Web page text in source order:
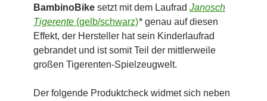
BambinoBike setzt mit dem Laufrad Janosch
Tigerente (gelb/schwarz)* genau auf diesen
Effekt, der Hersteller hat sein Kinderlaufrad
gebrandet und ist somit Teil der mittlerweile
großen Tigerenten-Spielzeugwelt.
Der folgende Produktcheck widmet sich neben